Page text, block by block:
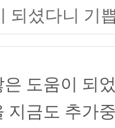
되셨다니 기
도움이 되
지금도 추가